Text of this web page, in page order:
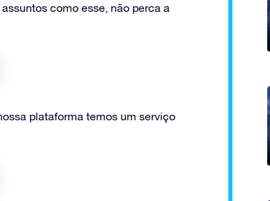
como esse, não perca a
plataforma temos um serviço